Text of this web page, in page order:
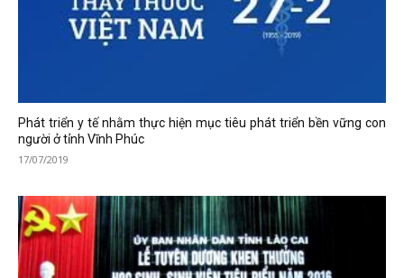
Phát triển y tế nhằm thực hiện mục tiêu phát triển bền vững con
người ở tỉnh Vĩnh Phúc
17/07/2019